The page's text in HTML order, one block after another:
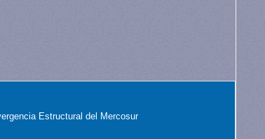
Estructural del Mercosur